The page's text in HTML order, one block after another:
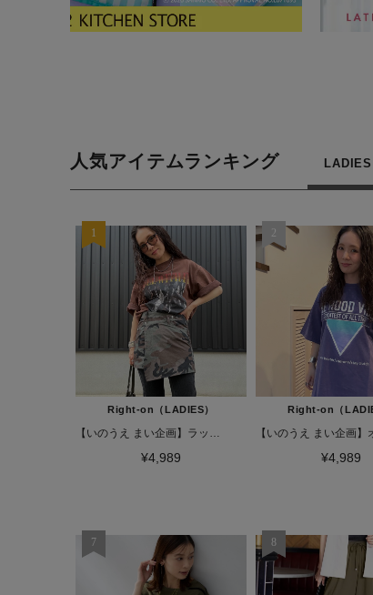
人気アイテムランキング LADIES
Right-on（LADIES）
【いのうえ まい企画】ラップスカート
¥4,989
Right-on（
¥4,989